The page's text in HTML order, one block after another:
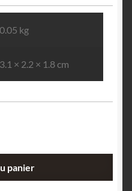
0.05 kg
3.1 × 2.2 × 1.8 cm
panier